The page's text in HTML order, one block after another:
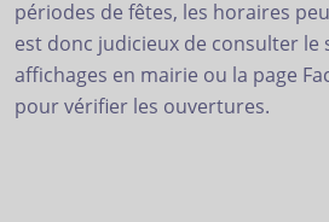
périodes de fêtes, les horaires
est donc judicieux de consulter le
affichages en mairie ou la page
pour vérifier les ouvertures.